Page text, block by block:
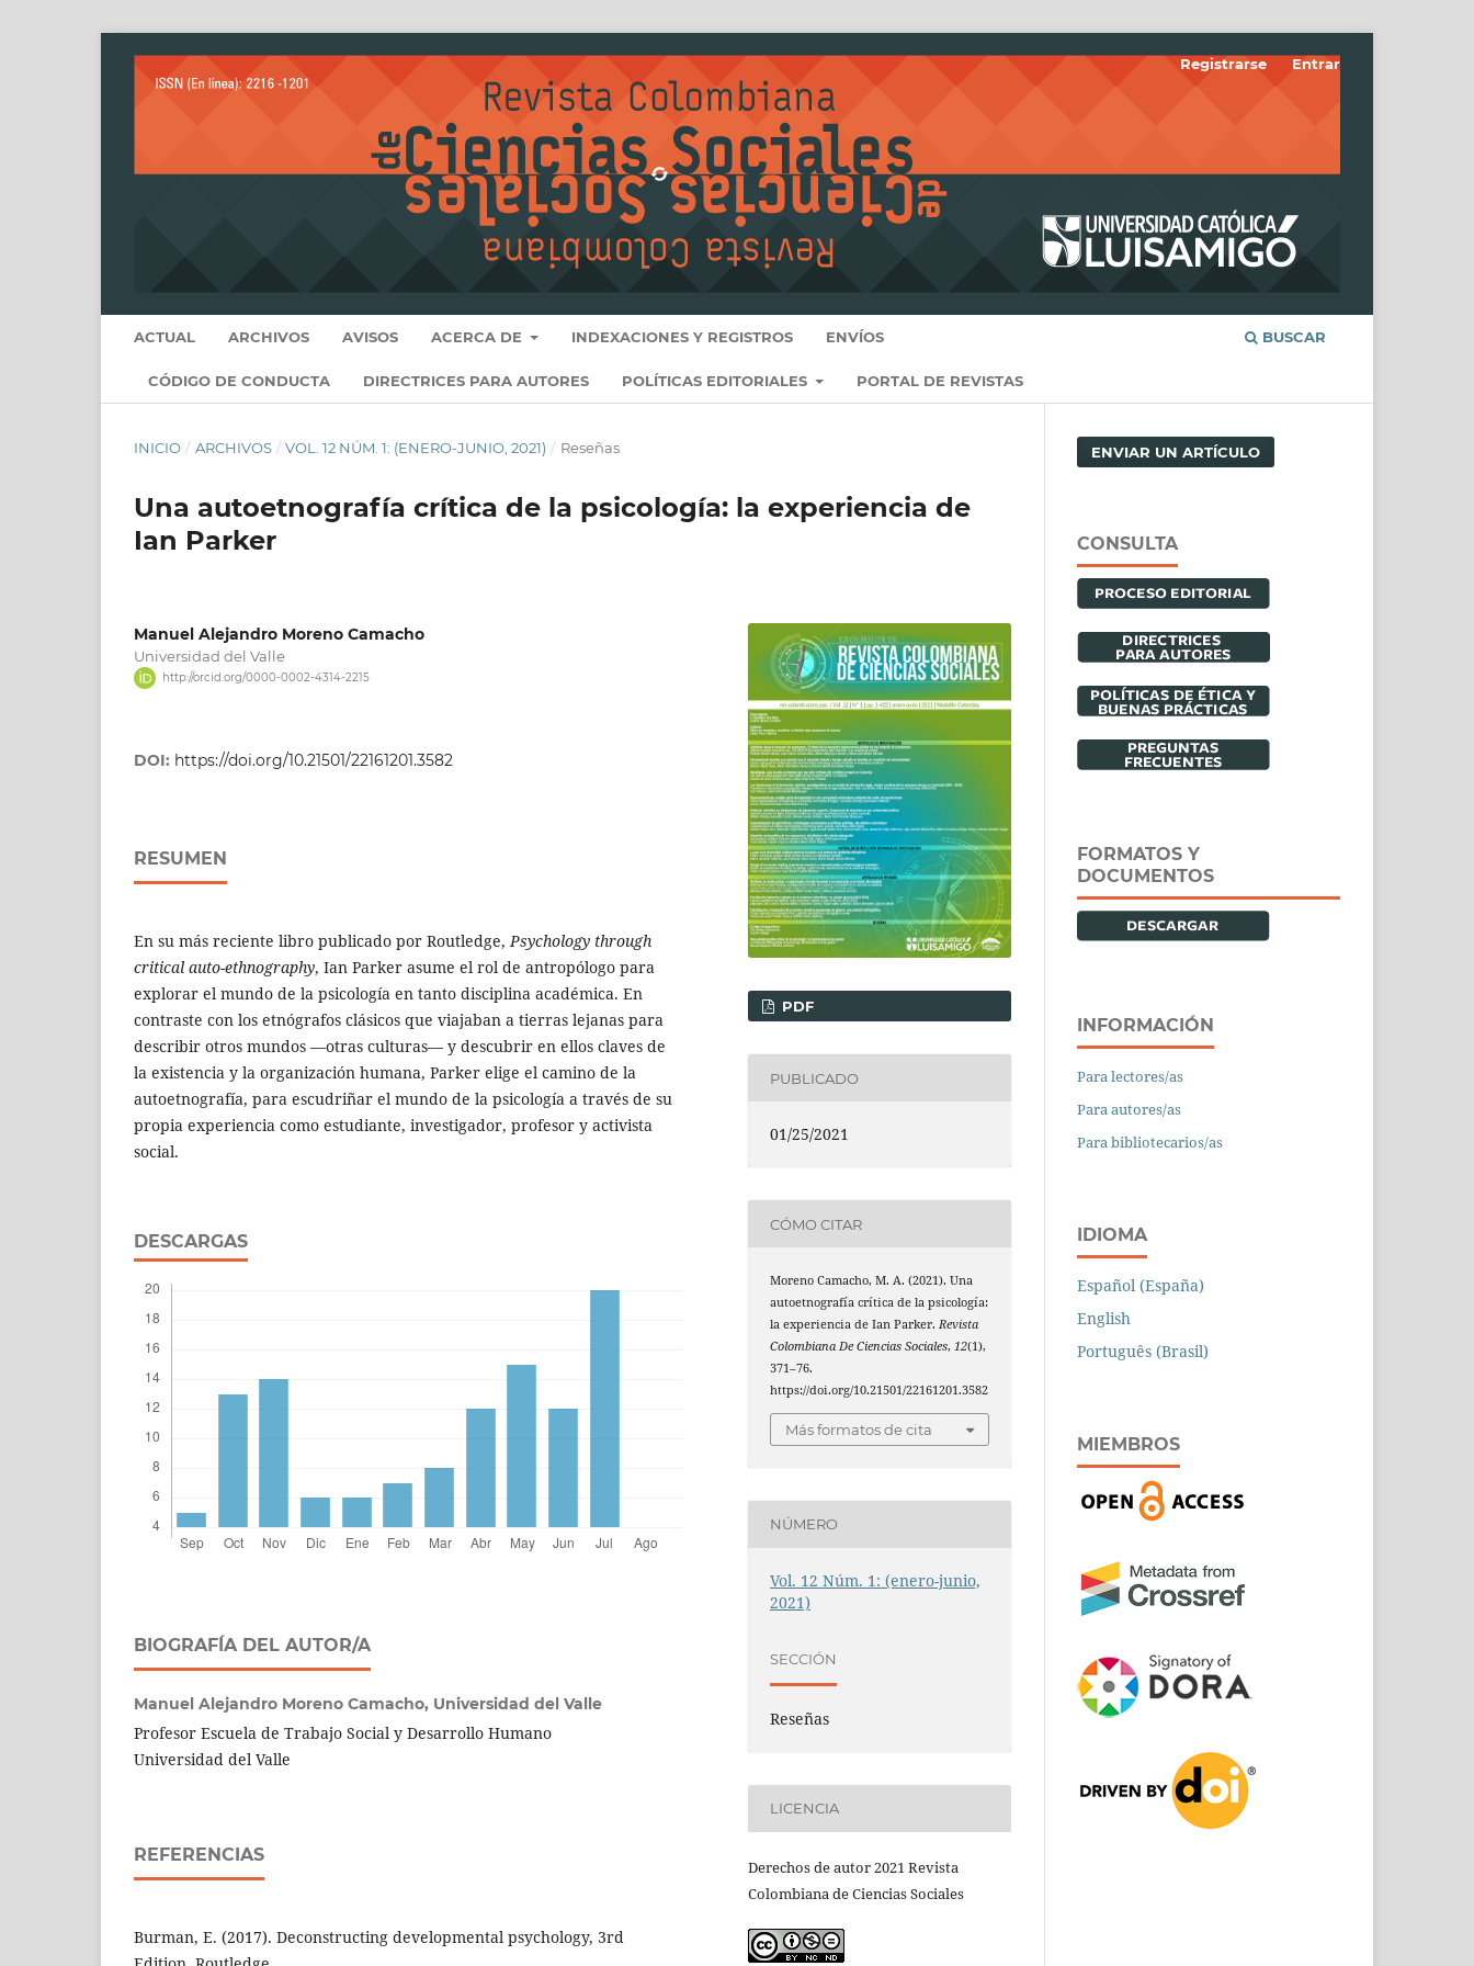
ACTUAL ARCHIVOS AVISOS ACERCA DE INDEXACIONES Y REGISTROS ENVÍOS
CÓDIGO DE CONDUCTA DIRECTRICES PARA AUTORES POLÍTICAS EDITORIALES PORTAL DE REVISTAS
BUSCAR
Registrarse Entrar
INICIO / ARCHIVOS / VOL. 12 NÚM. 1: (ENERO-JUNIO, 2021) / Reseñas
Una autoetnografía crítica de la psicología: la experiencia de
Ian Parker
Manuel Alejandro Moreno Camacho
Universidad del Valle
http://orcid.org/0000-0002-4314-2215
DOI: https://doi.org/10.21501/22161201.3582
RESUMEN
En su más reciente libro publicado por Routledge,Psychology through
critical auto-ethnography, Ian Parker asume el rol de antropólogo para
explorar el mundo de la psicología en tanto disciplina académica. En
contraste con los etnógrafos clásicos que viajaban a tierras lejanas para
describir otros mundos —otras culturas— y descubrir en ellos claves de
la existencia y la organización humana, Parker elige el camino de la
autoetnografía, para escudriñar el mundo de la psicología a través de su
propia experiencia como estudiante, investigador, profesor y activista
social.
DESCARGAS
BIOGRAFÍA DEL AUTOR/A
Manuel Alejandro Moreno Camacho, Universidad del Valle
Profesor Escuela de Trabajo Social y Desarrollo Humano
Universidad del Valle
REFERENCIAS
Burman, E. (2017). Deconstructing developmental psychology, 3rd
PDF
PUBLICADO
01/25/2021
CÓMO CITAR
Moreno Camacho, M. A. (2021). Una
autoetnografía crítica de la psicología:
la experiencia de Ian Parker.Revista
Colombiana De Ciencias Sociales,12(1),
371–76.
https://doi.org/10.21501/22161201.3582
Más formatos de cita
NÚMERO
Vol. 12 Núm. 1: (enero-junio,
2021)
SECCIÓN
Reseñas
LICENCIA
Derechos de autor 2021 Revista
Colombiana de Ciencias Sociales
ENVIAR UN ARTÍCULO
CONSULTA
FORMATOS Y
DOCUMENTOS
INFORMACIÓN
Para lectores/as
Para autores/as
Para bibliotecarios/as
IDIOMA
Español (España)
English
Português (Brasil)
MIEMBROS